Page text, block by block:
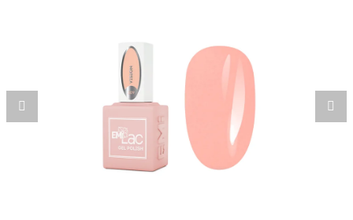
hvězdiček.